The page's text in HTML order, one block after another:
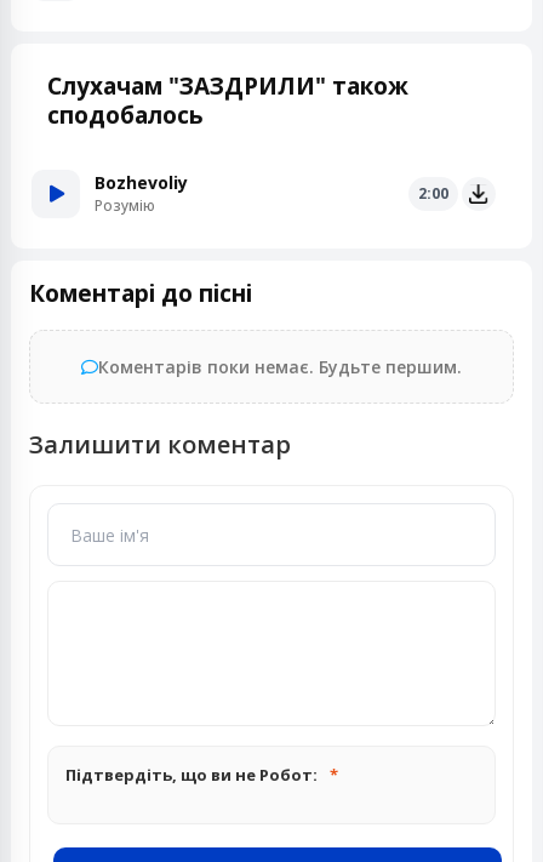
Слухачам "ЗАЗДРИЛИ" також
сподобалось
Bozhevoliy
Розумію
2:00
Коментарі до пісні
Коментарів поки немає. Будьте першим.
Залишити коментар
Підтвердіть, що ви не Робот: